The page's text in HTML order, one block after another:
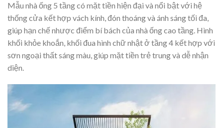
Mẫu nhà ống 5 tầng có mặt tiền hiện đại và nổi bật với hệ
thống cửa kết hợp vách kính, đón thoáng và ánh sáng tối đa,
giúp hạn chế nhược điểm bí bách của nhà ống cao tầng. Hình
khối khỏe khoắn, khối đua hình chữ nhật ở tầng 4 kết hợp với
sơn ngoại thất sáng màu, giúp mặt tiền trẻ trung và dễ nhận
diện.